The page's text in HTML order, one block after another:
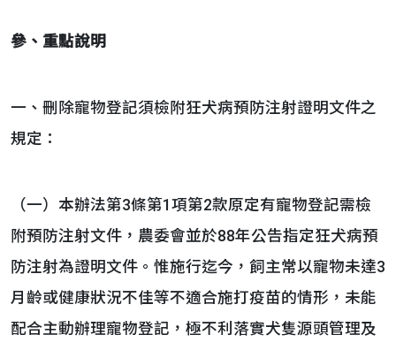
參、重點說明
一、刪除寵物登記須檢附狂犬病預防注射證明文件之
規定：
（一）本辦法第3條第1項第2款原定有寵物登記需檢
附預防注射文件，農委會並於88年公告指定狂犬病預
防注射為證明文件。惟施行迄今，飼主常以寵物未達3
月齡或健康狀況不佳等不適合施打疫苗的情形，未能
配合主動辦理寵物登記，極不利落實犬隻源頭管理及